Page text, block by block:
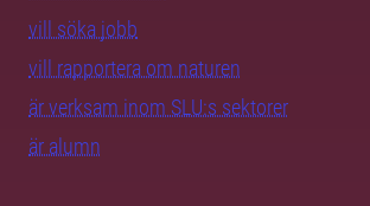
vill söka jobb
vill rapportera om naturen
är verksam inom SLU:s sektorer
är alumn